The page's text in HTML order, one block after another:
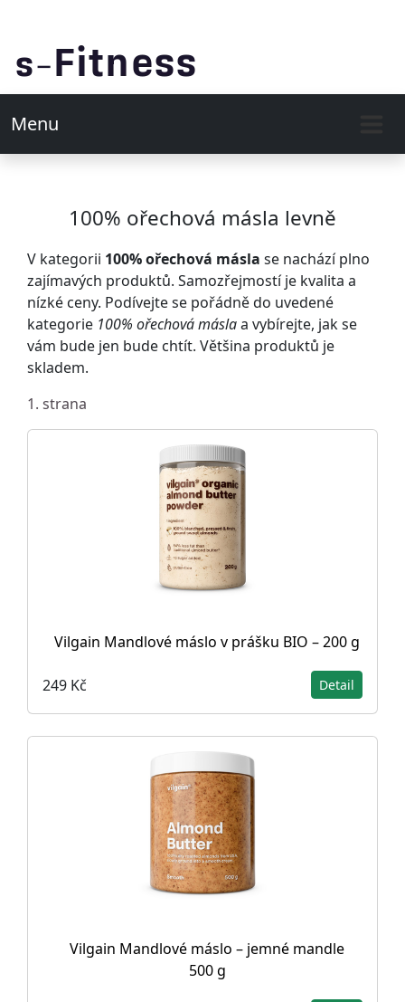
Menu
100% ořechová másla levně
V kategorii 100% ořechová másla se nachází plno
zajímavých produktů. Samozřejmostí je kvalita a
nízké ceny. Podívejte se pořádně do uvedené
kategorie 100% ořechová máslaa vybírejte, jak se
vám bude jen bude chtít. Většina produktů je
skladem.
1. strana
Vilgain Mandlové máslo v prášku BIO – 200 g
249 Kč Detail
Vilgain Mandlové máslo – jemné mandle
500 g